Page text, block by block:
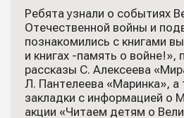
Ребята узнали о событиях
Отечественной войны и
познакомились с книгами
и книгах -память о войне!»,
рассказы С. Алексеева
Л. Пантелеева «Маринка», а
закладки с информацией о
акции «Читаем детям о